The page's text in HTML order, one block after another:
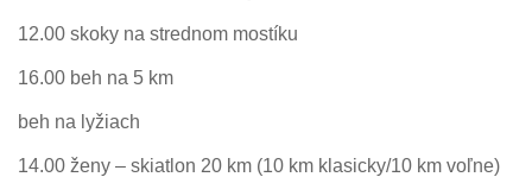
12.00 skoky na strednom mostíku
16.00 beh na 5 km
beh na lyžiach
14.00 ženy – skiatlon 20 km (10 km klasicky/10 km voľne)